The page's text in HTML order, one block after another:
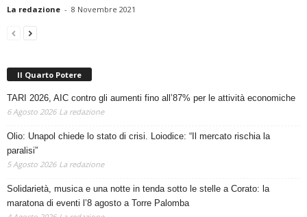
La redazione - 8 Novembre 2021
Il Quarto Potere
TARI 2026, AIC contro gli aumenti fino all’87% per le attività economiche
6 Agosto 2026 La redazione
Olio: Unapol chiede lo stato di crisi. Loiodice: “Il mercato rischia la
paralisi”
5 Agosto 2026 La redazione
Solidarietà, musica e una notte in tenda sotto le stelle a Corato: la
maratona di eventi l’8 agosto a Torre Palomba